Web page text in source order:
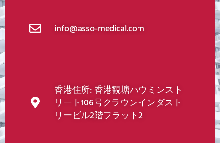
info@asso-medical.com
香港住所: 香港観塘ハウミンスト
リート106号クラウンインダスト
リービル2階フラット2